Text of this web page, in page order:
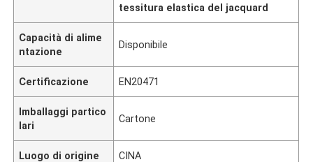
tessitura elastica del jacquard
Capacità di alime
ntazione
Disponibile
Certificazione EN20471
Imballaggi partico
lari
Cartone
Luogo di origine CINA